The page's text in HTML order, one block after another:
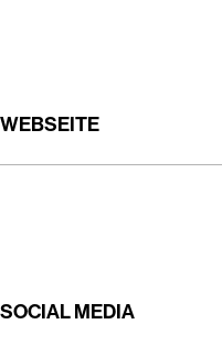
WEBSEITE
SOCIAL MEDIA